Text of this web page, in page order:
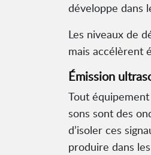
développe dans
Les niveaux de
mais accélèrent
Émission
Tout
sons sont des
d’isoler ces
produire dans